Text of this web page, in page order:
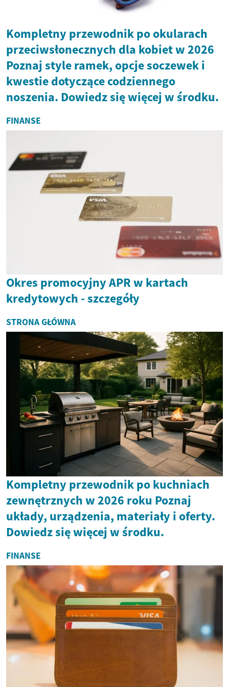
Kompletny przewodnik po okularach
przeciwsłonecznych dla kobiet w 2026
Poznaj style ramek, opcje soczewek i
kwestie dotyczące codziennego
noszenia. Dowiedz się więcej w środku.
FINANSE
Okres promocyjny APR w kartach
kredytowych - szczegóły
STRONA GŁÓWNA
Kompletny przewodnik po kuchniach
zewnętrznych w 2026 roku Poznaj
układy, urządzenia, materiały i oferty.
Dowiedz się więcej w środku.
FINANSE